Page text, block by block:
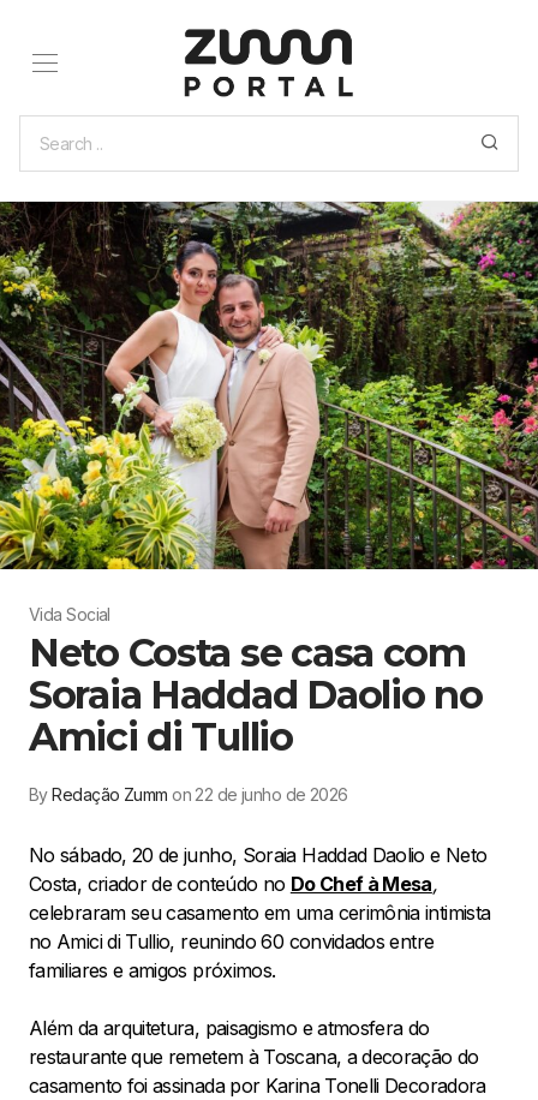
Vida Social
Neto Costa se casa com
Soraia Haddad Daolio no
Amici di Tullio
ByRedação Zumm on 22 de junho de 2026
No sábado, 20 de junho, Soraia Haddad Daolio e Neto
Costa, criador de conteúdo no Do Chef à Mesa,
celebraram seu casamento em uma cerimônia intimista
no Amici di Tullio, reunindo 60 convidados entre
familiares e amigos próximos.
Além da arquitetura, paisagismo e atmosfera do
restaurante que remetem à Toscana, a decoração do
casamento foi assinada por Karina Tonelli Decoradora